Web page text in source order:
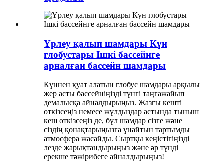
Үрлеу қалып шамдары Күн
глобустары Ішкі бассейнге
арналған бассейн шамдары
Күннен қуат алатын глобус шамдары арқылы
жер асты бассейніңізді түнгі таңғажайып
демалысқа айналдырыңыз. Жазғы кешті
өткізсеңіз немесе жұлдыздар астында тыныш
кеш өткізсеңіз де, бұл шамдар сізге және
сіздің қонақтарыңызға ұнайтын тартымды
атмосфера жасайды. Сыртқы кеңістігіңізді
лезде жарықтандырыңыз және әр түнді
ерекше тәжірибеге айналдырыңыз!